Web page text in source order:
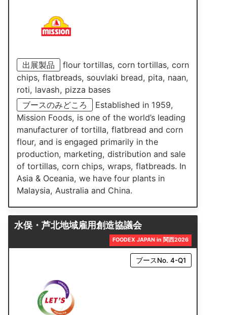
出展製品
flour tortillas, corn tortillas, corn
chips, flatbreads, souvlaki bread, pita, naan,
roti, lavash, pizza bases
ブースのみどころ
Established in 1959,
Mission Foods, is one of the world’s leading
manufacturer of tortilla, flatbread and corn
flour, and is engaged primarily in the
production, marketing, distribution and sale
of tortillas, corn chips, wraps, flatbreads. In
Asia & Oceania, we have four plants in
Malaysia, Australia and China.
水俣・芦北地域雇用創造協議会
FOODEX JAPAN in 関西2026
ブースNo. 4-Q1